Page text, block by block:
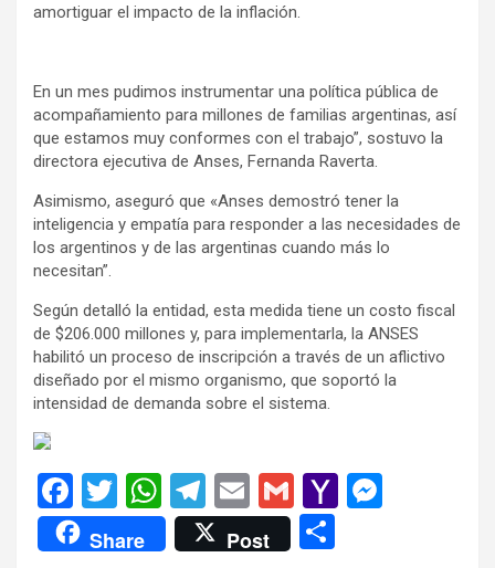
amortiguar el impacto de la inflación.
En un mes pudimos instrumentar una política pública de
acompañamiento para millones de familias argentinas, así
que estamos muy conformes con el trabajo”, sostuvo la
directora ejecutiva de Anses, Fernanda Raverta.
Asimismo, aseguró que «Anses demostró tener la
inteligencia y empatía para responder a las necesidades de
los argentinos y de las argentinas cuando más lo
necesitan”.
Según detalló la entidad, esta medida tiene un costo fiscal
de $206.000 millones y, para implementarla, la ANSES
habilitó un proceso de inscripción a través de un aflictivo
diseñado por el mismo organismo, que soportó la
intensidad de demanda sobre el sistema.
F
a
T
wi
W
h
T
el
E
m
G
m
Y
Share Post